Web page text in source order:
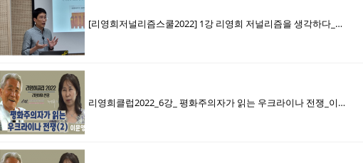
[리영희저널리즘스쿨2022] 1강 리영희 저널리즘을 생각하다_박영흠
리영희클럽2022_6강_ 평화주의자가 읽는 우크라이나 전쟁_이문영 2부 영상